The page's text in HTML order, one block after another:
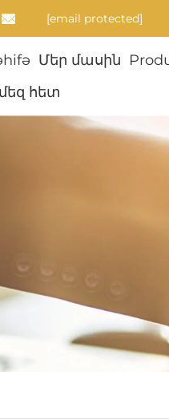
[email protected]
Մեր մասին
հետ